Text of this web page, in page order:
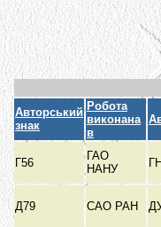
Авторський
знак
Робота
виконана
в
Г56
ГАО
НАНУ
Д79 САО РАН